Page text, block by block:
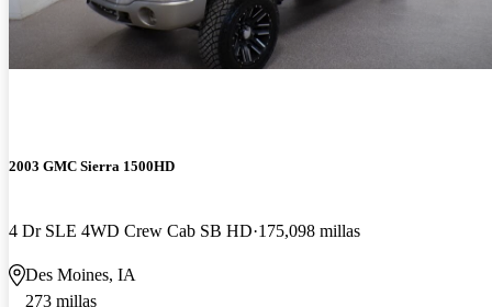
2003 GMC Sierra 1500HD
4 Dr SLE 4WD Crew Cab SB HD 175,098 millas
Des Moines, IA
273 millas